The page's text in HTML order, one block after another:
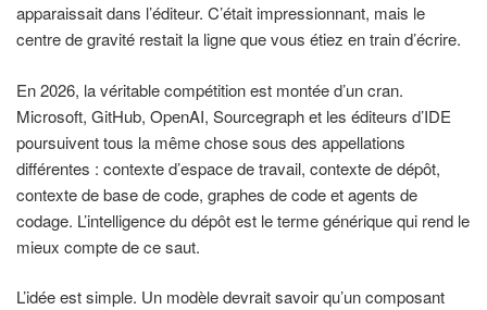
apparaissait dans l’éditeur. C’était impressionnant, mais le
centre de gravité restait la ligne que vous étiez en train d’écrire.
En 2026, la véritable compétition est montée d’un cran.
Microsoft, GitHub, OpenAI, Sourcegraph et les éditeurs d’IDE
poursuivent tous la même chose sous des appellations
différentes : contexte d’espace de travail, contexte de dépôt,
contexte de base de code, graphes de code et agents de
codage. L’intelligence du dépôt est le terme générique qui rend le
mieux compte de ce saut.
L’idée est simple. Un modèle devrait savoir qu’un composant